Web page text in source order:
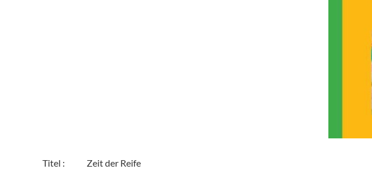
Titel : Zeit der Reife